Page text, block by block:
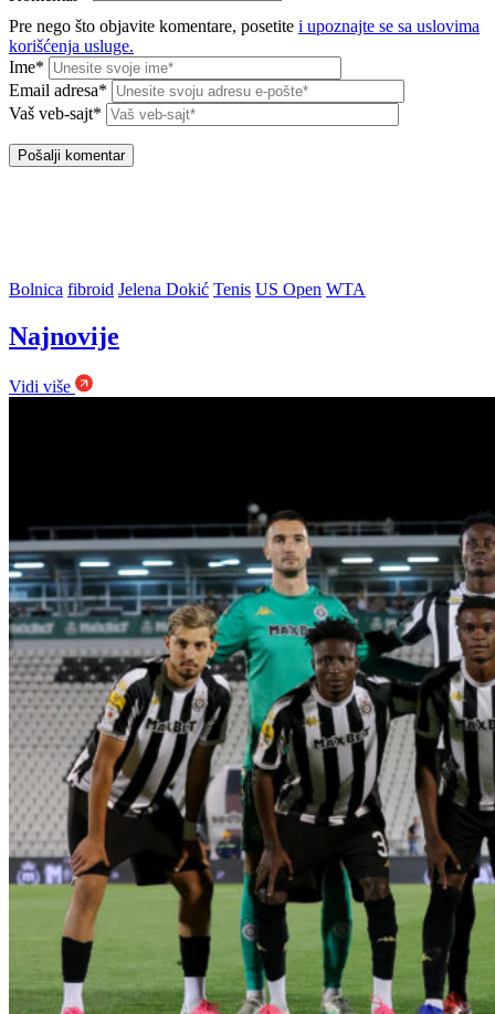
Pre nego što objavite komentare, posetite i upoznajte se sa uslovima
korišćenja usluge.
Ime*
Email adresa*
Vaš veb-sajt*
Bolnica fibroid Jelena Dokić Tenis US Open WTA
Najnovije
Vidi više